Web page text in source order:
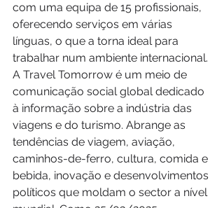
com uma equipa de 15 profissionais,
oferecendo serviços em várias
línguas, o que a torna ideal para
trabalhar num ambiente internacional.
A Travel Tomorrow é um meio de
comunicação social global dedicado
à informação sobre a indústria das
viagens e do turismo. Abrange as
tendências de viagem, aviação,
caminhos-de-ferro, cultura, comida e
bebida, inovação e desenvolvimentos
políticos que moldam o sector a nível